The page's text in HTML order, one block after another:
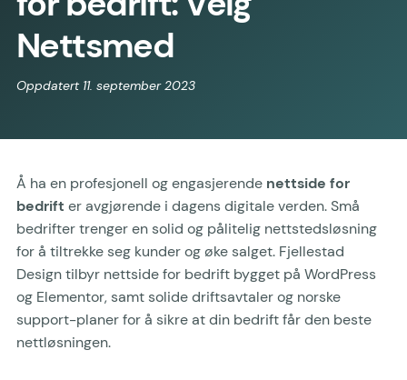
Nettsmed
Oppdatert 11. september 2023
Å ha en profesjonell og engasjerende nettside for
bedrift er avgjørende i dagens digitale verden. Små
bedrifter trenger en solid og pålitelig nettstedsløsning
for å tiltrekke seg kunder og øke salget. Fjellestad
Design tilbyr nettside for bedrift bygget på WordPress
og Elementor, samt solide driftsavtaler og norske
support-planer for å sikre at din bedrift får den beste
nettløsningen.